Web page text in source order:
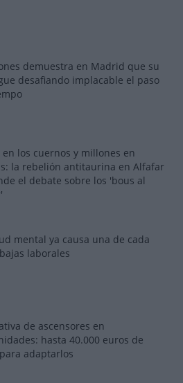
demuestra en Madrid que su
desafiando implacable el paso
en los cuernos y millones en
la rebelión antitaurina en Alfafar
el debate sobre los 'bous al
mental ya causa una de cada
laborales
de ascensores en
hasta 40.000 euros de
adaptarlos